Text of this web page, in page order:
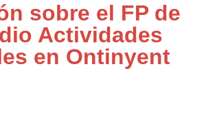
sobre el FP de
Actividades
en Ontinyent